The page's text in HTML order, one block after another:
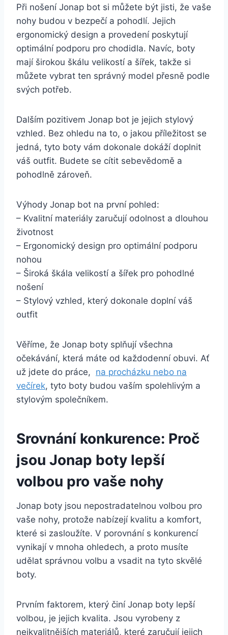
Při nošení Jonap bot ⁤si ‍můžete být jisti, že vaše
nohy budou v bezpečí a pohodlí. Jejich
ergonomický design ⁤a provedení⁤ poskytují
optimální podporu ‍pro chodidla. Navíc, boty
mají​ širokou škálu velikostí a šířek, takže si⁣
můžete vybrat ten ⁤správný model přesně podle
svých ‍potřeb.
Dalším pozitivem Jonap bot je ‍jejich stylový
‌vzhled. Bez ohledu ⁢na⁢ to, o‍ jakou příležitost ⁣se⁣
jedná, ⁤tyto boty⁣ vám dokonale dokáží ‍doplnit
váš outfit. Budete se cítit ⁣sebevědomě a
pohodlně‌ zároveň.
Výhody Jonap bot na‍ první pohled:
– Kvalitní ⁤materiály ​zaručují odolnost a dlouhou
‌životnost
– Ergonomický design pro‍ optimální ⁢podporu
nohou
– Široká škála ⁢velikostí a šířek pro ⁣pohodlné
‍nošení
– Stylový vzhled, který dokonale doplní ⁣váš‍
outfit
Věříme, že Jonap boty splňují všechna
očekávání,‍ která ⁤máte od každodenní obuvi. Ať
už jdete do práce, ‌ na​ procházku nebo na
večírek, tyto boty budou ⁣vaším spolehlivým a
stylovým ‍společníkem.
Srovnání⁣ konkurence: Proč
jsou ⁢Jonap boty lepší
volbou pro vaše nohy
Jonap boty‍ jsou nepostradatelnou volbou pro
vaše nohy, ‍protože nabízejí kvalitu‌ a komfort,
které si zasloužíte. V porovnání s konkurencí
vynikají⁣ v mnoha ‌ohledech, a proto musíte
udělat správnou volbu a vsadit na tyto skvělé
boty.
Prvním faktorem, který⁢ činí Jonap boty lepší
volbou, je jejich⁢ kvalita. ‌Jsou vyrobeny⁢ z‍
nejkvalitnějších materiálů, ‌které zaručují ⁤jejich